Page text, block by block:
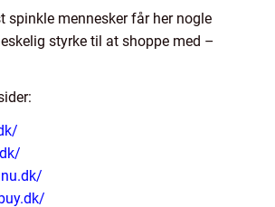
spinkle mennesker får her nogle
styrke til at shoppe med –